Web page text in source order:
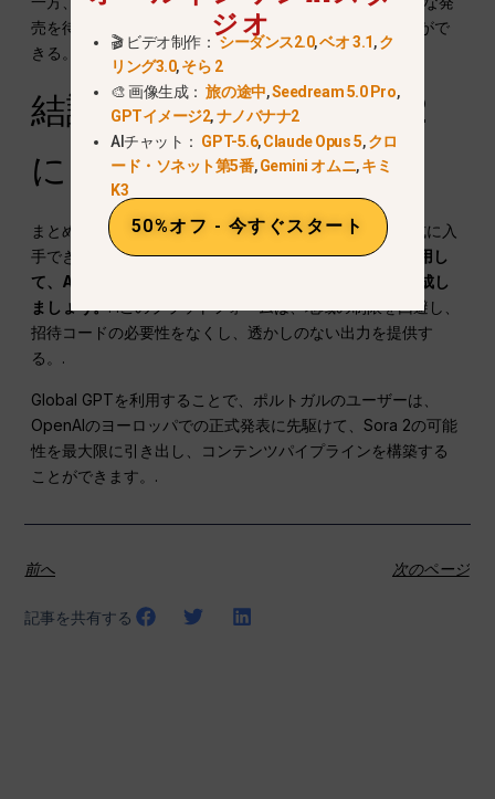
売を待つことなく、すぐにSora 2の機能を体験することがで
きる。.
結論ポルトガルでSora 2
にアクセスする
まとめると、OpenAIのSora 2はポルトガルではまだ正式に入
手できないが、以下のことができる。Global GPTを使用し
て、AIビデオ、アニメーション、コンテンツを今すぐ作成し
ましょう。. .このプラットフォームは、地域の制限を回避し、
招待コードの必要性をなくし、透かしのない出力を提供す
る。.
Global GPTを利用することで、ポルトガルのユーザーは、
OpenAIのヨーロッパでの正式発表に先駆けて、Sora 2の可能
性を最大限に引き出し、コンテンツパイプラインを構築する
ことができます。.
前へ 次のページ
記事を共有する
ジオ
🎬 ビデオ制作：シーダンス2.0,ベオ 3.1,ク
リング3.0,そら 2
🎨 画像生成：旅の途中,Seedream 5.0 Pro,
GPTイメージ2,ナノバナナ2
AIチャット： GPT-5.6,Claude Opus 5,クロ
ード・ソネット第5番,Gemini オムニ,キミ
K3
50%オフ - 今すぐスタート